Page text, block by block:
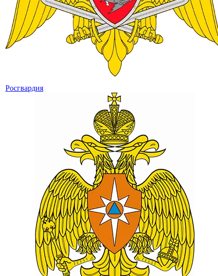
Росгвардия